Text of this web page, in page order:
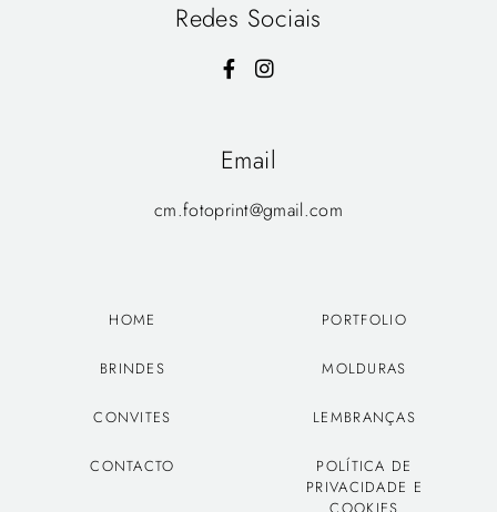
Redes Sociais
Email
cm.fotoprint@gmail.com
HOME PORTFOLIO
BRINDES MOLDURAS
CONVITES LEMBRANÇAS
CONTACTO
POLÍTICA DE
PRIVACIDADE E